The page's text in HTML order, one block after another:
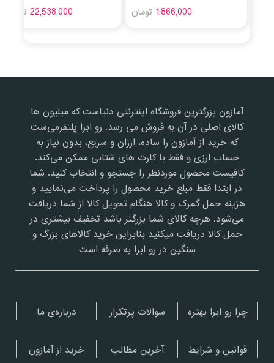
برابر زنگ زدگی - فولاد مقاوم و گرما -
1,866,000 تومان 22,538,000 تومان
آمازون بزرگترین فروشگاه اینترنتی دنیاست که میلیون ها
کالای اصلی در آن به فروش می رسد. رو ابرا پلتفرمی‌ست
که خرید از آمازون را ساده، ارزان و سریع، بدون نیاز به
حساب ارزی و فقط با کارت های شتابی ممکن می‌کند.
کافیست محصول موردنظر را جستجو و انتخاب کنید. شما
در ابتدا فقط مبلغ خرید محصول را پرداخت می‌نمایید و
هزینه حمل گمرک و کالا هنگام تحویل کالا از شما دریافت
می‌شود. هرچه کالای شما بزرگتر باشد تخفیف بیشتری در
حمل کالا دریافت میکنید بنابراین خرید کالاهای بزرگ و
سنگین در رو ابرا به صرفه است
چرا رو ابرا بهتره سوالات پرتکرار درباره‌ی ما
قوانین و شرایط آخرین مطالب خرید از آمازون